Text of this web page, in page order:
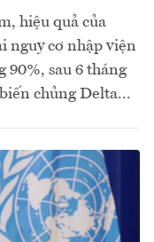
hiệu quả của
nguy cơ nhập viện
90%, sau 6 tháng
chủng Delta...